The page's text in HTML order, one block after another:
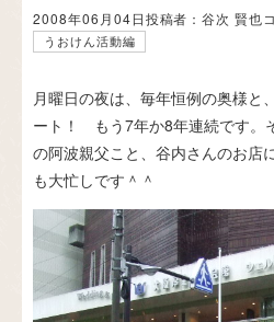
2008年06月04日投稿者：谷次 賢也
うおけん活動編
月曜日の夜は、毎年恒例の奥様と
ート！ もう7年か8年連続です
の阿波親父こと、谷内さんのお
も大忙しです＾＾